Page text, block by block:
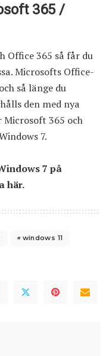
365 /
Office 365 så får du
Microsofts Office-
så länge du
den med nya
365 och
7.
7 på
här.
windows 11